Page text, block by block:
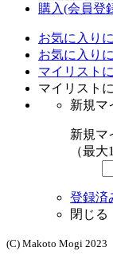
購入(会員登
お気に入り
お気に入り
マイリスト
マイリスト
新規マ
新規マ
（最大
登録済
閉じる
(C) Makoto Mogi 2023